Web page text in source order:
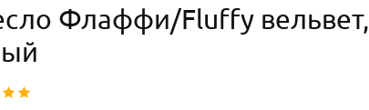
Флаффи/Fluffy вельвет,